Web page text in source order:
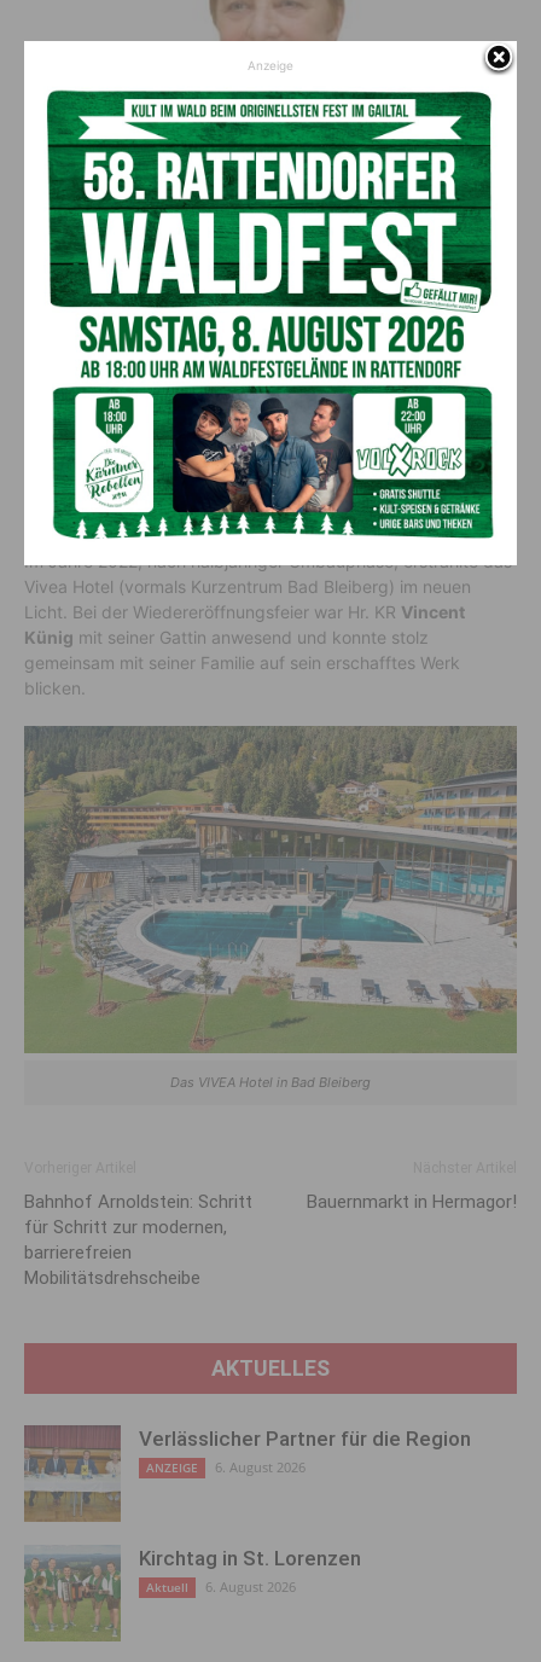
Tourismusvorsitzende Monika Hausmann: „Bad
Bleiberg konnte sich glücklich schätzen, einem
so wertvollen und weitsichtigen Menschen, wie
Hr. KR Vincent Künig, zu begegnen, der Bad
Bleiberg in eine positive und
gesundheitsorientierte Zukunft führte. Der
Tourismusverband sagt ein letztes Danke mit
einem herzlichen Glück auf!“
Umbau, Vergrößerung Vivea Hotel
Bad Bleiberg
Im Jahre 2022, nach halbjähriger Umbauphase, erstrahlte das
Vivea Hotel (vormals Kurzentrum Bad Bleiberg) im neuen
Licht. Bei der Wiedereröffnungsfeier war Hr. KR Vincent
Künig mit seiner Gattin anwesend und konnte stolz
gemeinsam mit seiner Familie auf sein erschafftes Werk
blicken.
Das VIVEA Hotel in Bad Bleiberg
Bahnhof Arnoldstein: Schritt
für Schritt zur modernen,
barrierefreien
Mobilitätsdrehscheibe
Bauernmarkt in Hermagor!
AKTUELLES
Verlässlicher Partner für die Region
ANZEIGE 6. August 2026
Kirchtag in St. Lorenzen
Aktuell 6. August 2026
Anzeige